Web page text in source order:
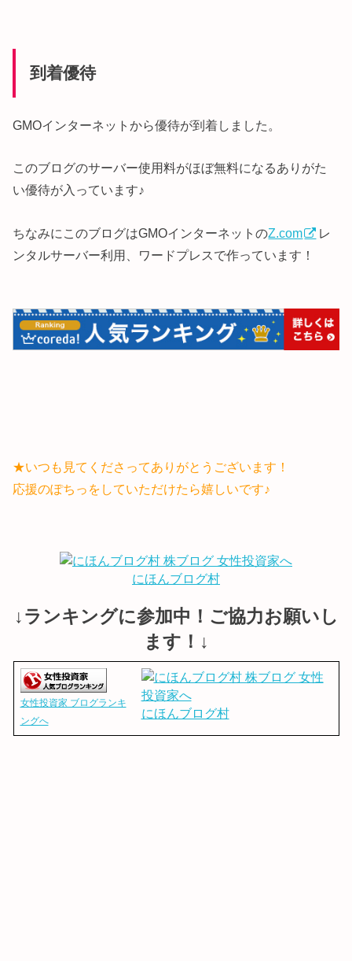
到着優待
GMOインターネットから優待が到着しました。
このブログのサーバー使用料がほぼ無料になるありがた
い優待が入っています♪
ちなみにこのブログはGMOインターネットのZ.com
レ
ンタルサーバー利用、ワードプレスで作っています！
★いつも見てくださってありがとうございます！
応援のぽちっをしていただけたら嬉しいです♪
にほんブログ村
↓ランキングに参加中！ご協力お願いし
ます！↓
女性投資家 ブログランキ
ングへ
にほんブログ村